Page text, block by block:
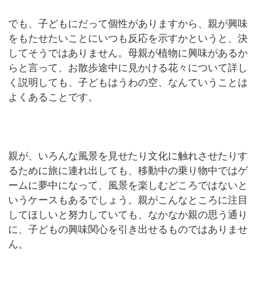
でも、子どもにだって個性がありますから、親が興味
をもたせたいことにいつも反応を示すかというと、決
してそうではありません。母親が植物に興味があるか
らと言って、お散歩途中に見かける花々について詳し
く説明しても、子どもはうわの空、なんていうことは
よくあることです。
親が、いろんな風景を見せたり文化に触れさせたりす
るために旅に連れ出しても、移動中の乗り物中ではゲ
ームに夢中になって、風景を楽しむどころではないと
いうケースもあるでしょう。親がこんなところに注目
してほしいと努力していても、なかなか親の思う通り
に、子どもの興味関心を引き出せるものではありませ
ん。